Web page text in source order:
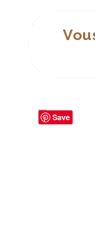
Save